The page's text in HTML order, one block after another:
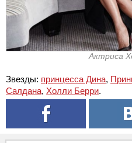
Актриса
Звезды: принцесса Дина,
Салдана, Холли Берри.